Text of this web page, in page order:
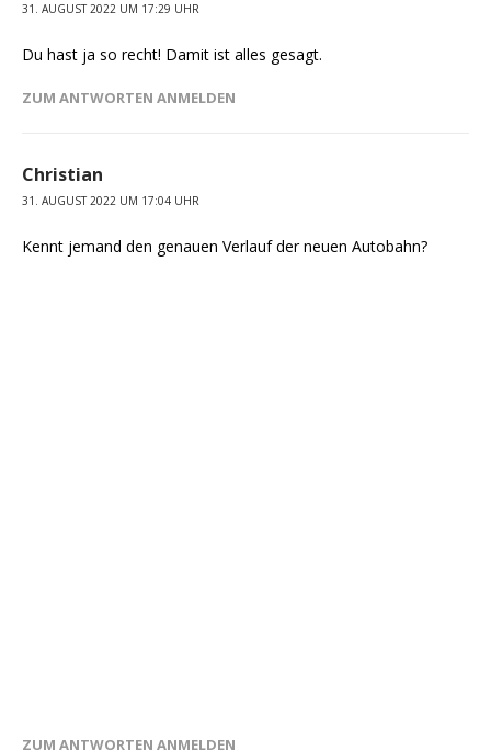
31. AUGUST 2022 UM 17:29 UHR
Du hast ja so recht! Damit ist alles gesagt.
ZUM ANTWORTEN ANMELDEN
Christian
31. AUGUST 2022 UM 17:04 UHR
Kennt jemand den genauen Verlauf der neuen Autobahn?
ZUM ANTWORTEN ANMELDEN